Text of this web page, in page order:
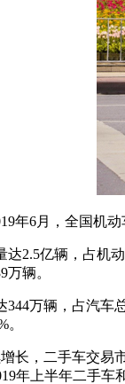
年6月，全国机
2.5亿辆，占机
辆。
万辆，占汽车
长，二手车交易
年上半年二手车